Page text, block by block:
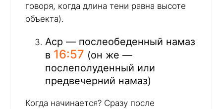
говоря, когда длина тени равна высоте
объекта).
Аср — послеобеденный намаз
в 16:57 (он же —
послеполуденный или
предвечерний намаз)
Когда начинается? Сразу после